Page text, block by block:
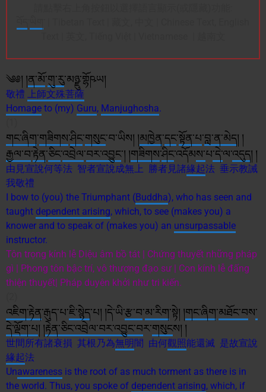
༄༅། །ན་མོ་གུ་རུ་མཉྫུ་གྷོཥཡ།
敬禮 上師文殊菩薩
Homage to (my) Guru, Manjughosha.
གང་ཞིག་གཟིགས་ཤིང་གསུང་བ་ཡིས། །མཁྱེན་དང་སྟོན་པ་བླ་ན་མེད། །
རྒྱལ་བ་རྟེན་ཅིང་འབྲེལ་བར་འབྱུང༌། །གཟིགས་ཤིང་འདོམས་པ་དེ་ལ་འདུད། །
由見宣說何等法 智者宣說成無上 勝者見諸緣起法 垂示教誡
我敬禮
I bow to (you) the Triumphant (Buddha), who has seen and
taught dependent arising, which, to see (makes you) a
knower and to speak of (makes you) an unsurpassable
instructor.
Tôn trọng kính lễ Diệu âm bồ tát | Chứng thuyết những pháp
gì | Phong tôn bậc trí, vô thượng đạo sư | Con kính lễ đấng
thiện thuyết| Pháp duyên khởi như tri kiến.
འཇིག་རྟེན་རྒུད་པ་ཇི་སྙེད་པ། །དེ་ཡི་རྩ་བ་མ་རིག་སྟེ། །གང་ཞིག་མཐོང་བས་
དེ་ལྡོག་པ། །རྟེན་ཅིང་འབྲེལ་བར་འབྱུང་བར་གསུངས། །
世間所有諸衰損 其根乃為無明 闇 由何觀照能還滅 是故宣說
緣起法
Unawareness is the root of as much torment as there is in
the world. Thus, you spoke of dependent arising, which, if